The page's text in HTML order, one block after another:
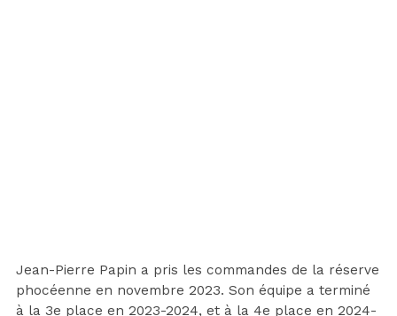
Jean-Pierre Papin a pris les commandes de la réserve
phocéenne en novembre 2023. Son équipe a terminé
à la 3e place en 2023-2024, et à la 4e place en 2024-